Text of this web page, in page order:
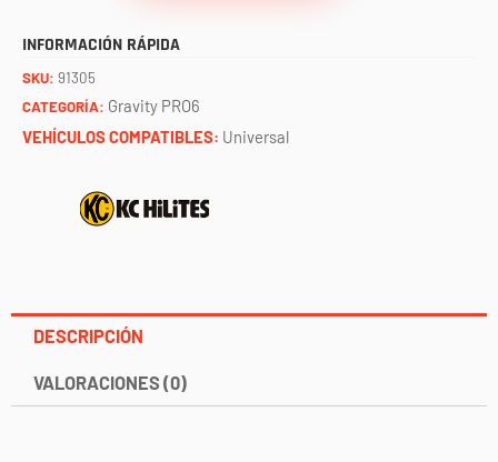
cantidad
INFORMACIÓN RÁPIDA
SKU: 91305
CATEGORÍA: Gravity PRO6
VEHÍCULOS COMPATIBLES: Universal
DESCRIPCIÓN
VALORACIONES (0)